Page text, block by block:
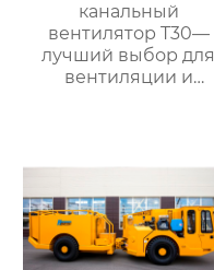
канальный
вентилятор T30—
лучший выбор для
вентиляции и
и надежный